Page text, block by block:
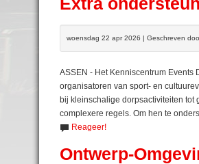
Extra
woensdag 22 apr 2026 | Geschreven
ASSEN - Het Kenniscentrum
organisatoren van sport- en
bij kleinschalige dorpsactiviteiten tot
complexere regels. Om hen te
Reageer!
Ontwerp-